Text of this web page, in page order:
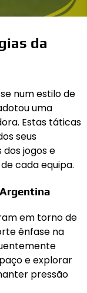
da
num estilo de
uma
Estas táticas
seus
jogos e
cada equipa.
em torno de
ênfase na
e explorar
pressão